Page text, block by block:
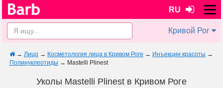
RU
Кривой Рог
→ Лицо → Косметология лица в Кривом Роге → Инъекции красоты →
Полинуклеотиды → Mastelli Plinest
Уколы Mastelli Plinest в Кривом Роге